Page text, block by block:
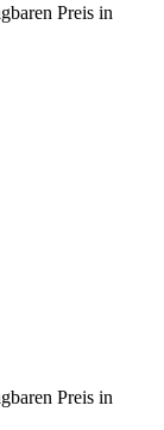
Preis in
Preis in